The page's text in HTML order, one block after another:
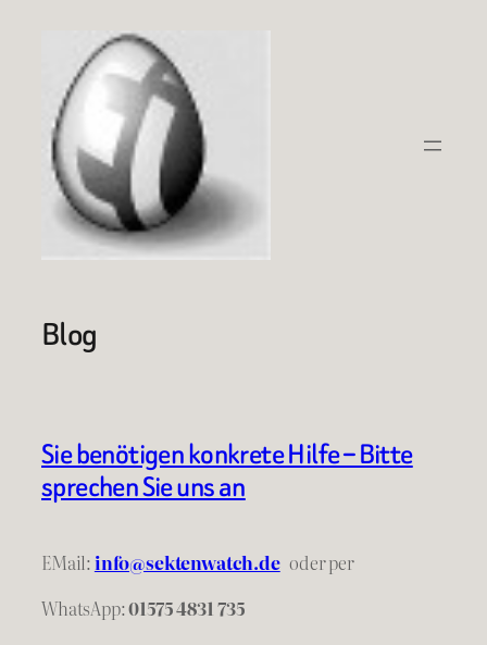
springen
Blog
Sie benötigen konkrete Hilfe – Bitte
sprechen Sie uns an
EMail:info@sektenwatch.de oderper
WhatsApp:01575 4831 735